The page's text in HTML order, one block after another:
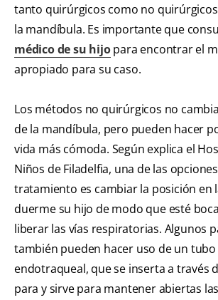
tanto quirúrgicos como no
la mandíbula. Es importante que
médico de su hijopara encontrar el
apropiado para su caso.
Los métodos no quirúrgicos no
de la mandíbula, pero pueden hacer
vida más cómoda. Según explica el
Niños de Filadelfia, una de las
tratamiento es cambiar la posición en
duerme su hijo de modo que esté
liberar las vías respiratorias. Algunos
también pueden hacer uso de un tubo
endotraqueal, que se inserta a través
para y sirve para mantener abiertas